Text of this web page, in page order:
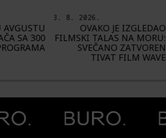
NA MORU:
31. 7. 2026.
GRADSKA GALERIJA KC
GRAD RASPISUJE JAVNI
POZIV ZA IZLAGAČKU
SEZONU 2027.